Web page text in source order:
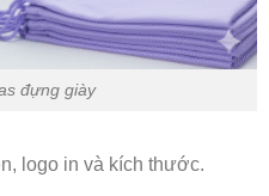
đựng giày
logo in và kích thước.